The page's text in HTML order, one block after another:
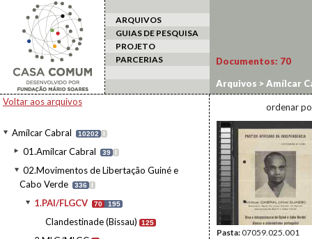
ARQUIVOS
GUIAS DE PESQUISA
PROJETO
PARCERIAS
Voltar aos arquivos
Amílcar Cabral 10202 I
01.Amílcar Cabral 39 I
02.Movimentos de Libertação Guiné e
Cabo Verde
336 I
1.PAI/FLGCV 70 195
Clandestinade (Bissau) 125
Documentos: 70
Arquivos >Amílcar
ordenar
Pasta:07059.025.001